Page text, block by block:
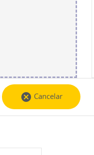
cancel Cancelar